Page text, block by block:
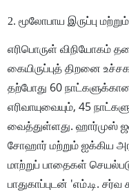
2. மூலோபாய இருப்பு
எரிபொருள் விநியோகம்
கையிருப்புத் திறனை
தற்போது 60
எரிவாயுவையும், 45
வைத்துள்ளது. ஹார்முஸ்
சோஹார் மற்றும் ஐக்கிய
மாற்றுப் பாதைகள்
பாதுகாப்புடன் 'எம்.டி.